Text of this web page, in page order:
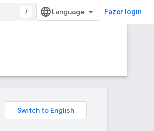
/ Fazer login